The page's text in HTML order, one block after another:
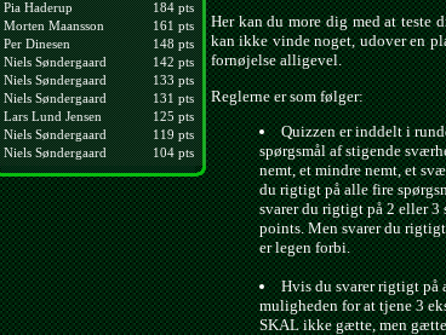
Pia Haderup
184 pts
Morten Maansson
161 pts
Per Dinesen
148 pts
Niels Søndergaard
142 pts
Niels Søndergaard
133 pts
Niels Søndergaard
131 pts
Lars Lund Jensen
125 pts
Niels Søndergaard
119 pts
Niels Søndergaard
104 pts
Her kan du more dig med at
kan ikke vinde noget, udover en
fornøjelse alligevel.
Reglerne er som følger:
Quizzen er inddelt i
spørgsmål af stigende
nemt, et mindre nemt, et
du rigtigt på alle fire
svarer du rigtigt på 2 eller 3
points. Men svarer du
er legen forbi.
Hvis du svarer rigtigt på
muligheden for at tjene 3
SKAL ikke gætte, men